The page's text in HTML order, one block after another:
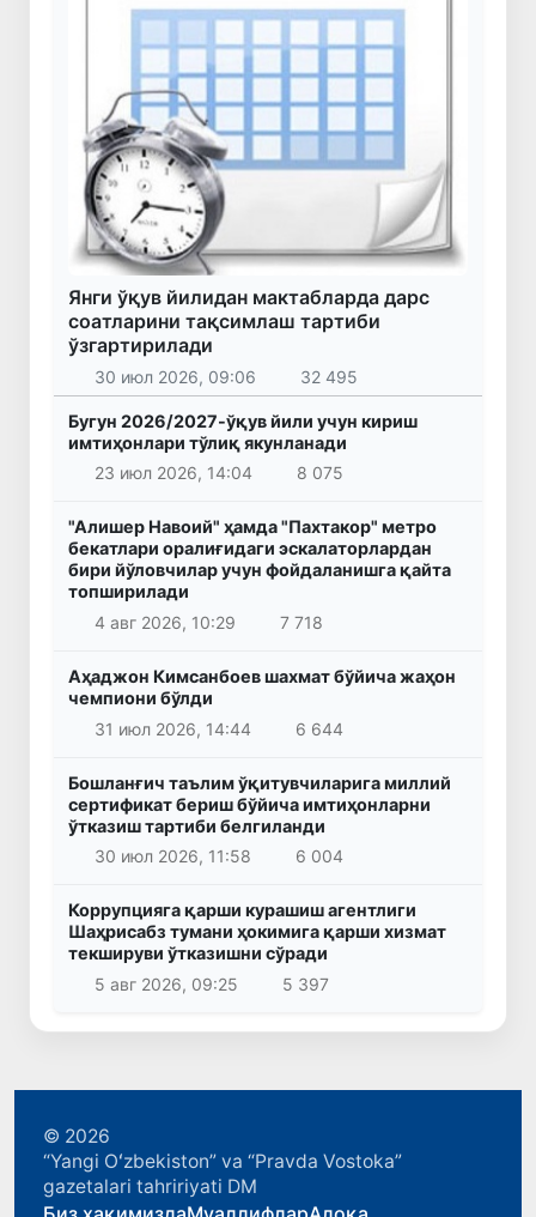
Янги ўқув йилидан мактабларда дарс
соатларини тақсимлаш тартиби
ўзгартирилади
30 июл 2026, 09:06 32 495
Бугун 2026/2027-ўқув йили учун кириш
имтиҳонлари тўлиқ якунланади
23 июл 2026, 14:04
8 075
"Алишер Навоий" ҳамда "Пахтакор" метро
бекатлари оралиғидаги эскалаторлардан
бири йўловчилар учун фойдаланишга қайта
топширилади
4 авг 2026, 10:29
7 718
Аҳаджон Кимсанбоев шахмат бўйича жаҳон
чемпиони бўлди
31 июл 2026, 14:44
6 644
Бошланғич таълим ўқитувчиларига миллий
сертификат бериш бўйича имтиҳонларни
ўтказиш тартиби белгиланди
30 июл 2026, 11:58
6 004
Коррупцияга қарши курашиш агентлиги
Шаҳрисабз тумани ҳокимига қарши хизмат
текшируви ўтказишни сўради
5 авг 2026, 09:25
5 397
© 2026
“Yangi Oʻzbekiston” va “Pravda Vostoka”
gazetalari tahririyati DM